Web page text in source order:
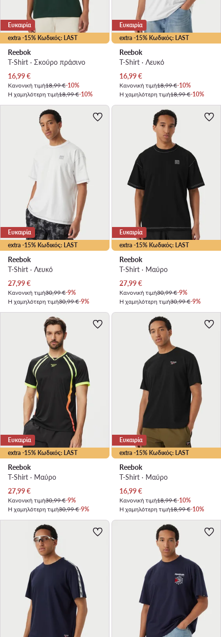
extra -15% Κωδικός: LAST
Ευκαιρία
Reebok
T-Shirt · Σκούρο πράσινο
Τρέχουσα τιμή
16,99€
Κανονική τιμή18,99 €-10%
Η χαμηλότερη τιμή18,99 €-10%
extra -15% Κωδικός: LAST
Ευκαιρία
Reebok
T-Shirt · Λευκό
Τρέχουσα τιμή
16,99€
Κανονική τιμή18,99 €-10%
Η χαμηλότερη τιμή18,99 €-10%
extra -15% Κωδικός: LAST
Ευκαιρία
Reebok
T-Shirt · Λευκό
Τρέχουσα τιμή
27,99€
Κανονική τιμή30,99 €-9%
Η χαμηλότερη τιμή30,99 €-9%
extra -15% Κωδικός: LAST
Ευκαιρία
Reebok
T-Shirt · Μαύρο
Τρέχουσα τιμή
27,99€
Κανονική τιμή30,99 €-9%
Η χαμηλότερη τιμή30,99 €-9%
extra -15% Κωδικός: LAST
Ευκαιρία
Reebok
T-Shirt · Μαύρο
Τρέχουσα τιμή
27,99€
Κανονική τιμή30,99 €-9%
Η χαμηλότερη τιμή30,99 €-9%
extra -15% Κωδικός: LAST
Ευκαιρία
Reebok
T-Shirt · Μαύρο
Τρέχουσα τιμή
16,99€
Κανονική τιμή18,99 €-10%
Η χαμηλότερη τιμή18,99 €-10%